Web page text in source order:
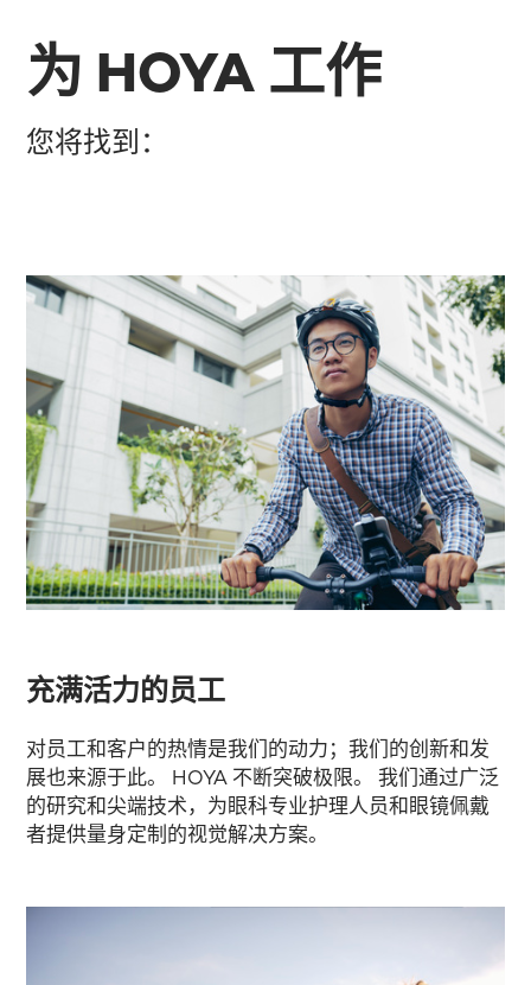
为 HOYA 工作
您将找到：
充满活力的员工
对员工和客户的热情是我们的动力；我们的创新和发
展也来源于此。 HOYA 不断突破极限。 我们通过广泛
的研究和尖端技术，为眼科专业护理人员和眼镜佩戴
者提供量身定制的视觉解决方案。